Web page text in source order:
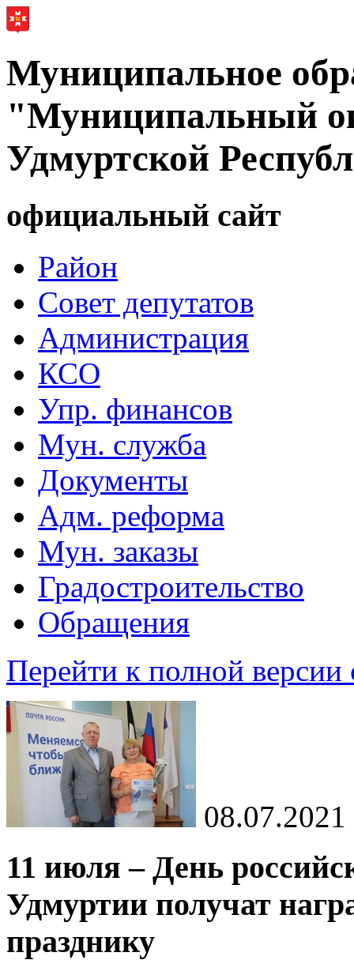
Муниципальное
"Муниципальный
Удмуртской
официальный сайт
Район
Совет депутатов
Администрация
КСО
Упр. финансов
Мун. служба
Документы
Адм. реформа
Мун. заказы
Градостроительство
Обращения
Перейти к полной версии
08.07.2021
11 июля – День
Удмуртии получат
празднику